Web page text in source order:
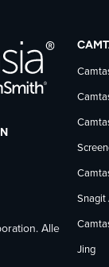
Alle
Snagit
Jing